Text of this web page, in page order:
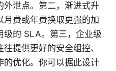
外泄点。第二，渐进式升
费或年费换取更强的加
级的 SLA。第三，企业级
提供更好的安全组控、
的优化。你可以据此设计